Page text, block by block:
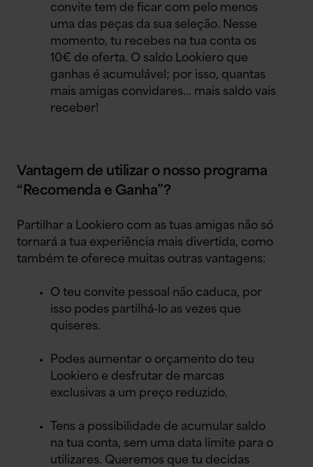
convite tem de ficar com pelo menos
uma das peças da sua seleção. Nesse
momento, tu recebes na tua conta os
10€ de oferta. O saldo Lookiero que
ganhas é acumulável; por isso, quantas
mais amigas convidares… mais saldo vais
receber!
Vantagem de utilizar o nosso programa
“Recomenda e Ganha”?
Partilhar a Lookiero com as tuas amigas não só
tornará a tua experiência mais divertida, como
também te oferece muitas outras vantagens:
O teu convite pessoal não caduca, por
isso podes partilhá-lo as vezes que
quiseres.
Podes aumentar o orçamento do teu
Lookiero e desfrutar de marcas
exclusivas a um preço reduzido.
Tens a possibilidade de acumular saldo
na tua conta, sem uma data limite para o
utilizares. Queremos que tu decidas